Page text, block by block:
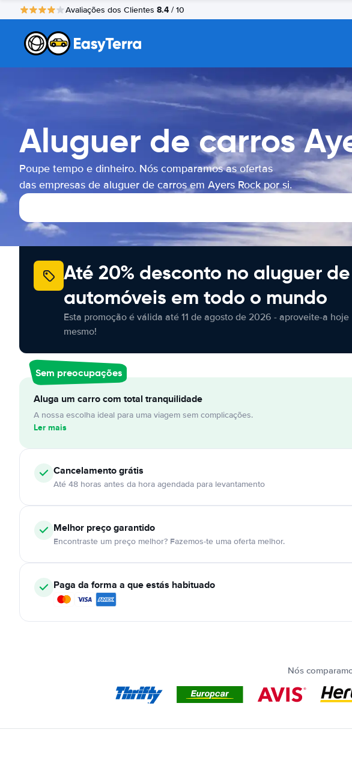
Avaliações dos Clientes 8.4 / 10
Aluguer de carros
Poupe tempo e dinheiro. Nós comparamos as ofertas
das empresas de aluguer de carros em Ayers Rock por si.
Até 20% desconto no aluguer de
automóveis em todo o mundo
Esta promoção é válida até 11 de agosto de 2026 - aproveite-a hoje
mesmo!
Sem preocupações
Aluga um carro com total tranquilidade
A nossa escolha ideal para uma viagem sem complicações.
Ler mais
Cancelamentográtis
Até 48 horas antes da hora agendada para levantamento
Melhor preço garantido
Encontraste um preço melhor? Fazemos-te uma oferta melhor.
Paga da forma a que estás habituado
Nós